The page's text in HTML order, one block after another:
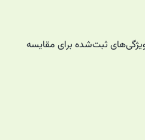
ثبت‌شده برای مقایسه